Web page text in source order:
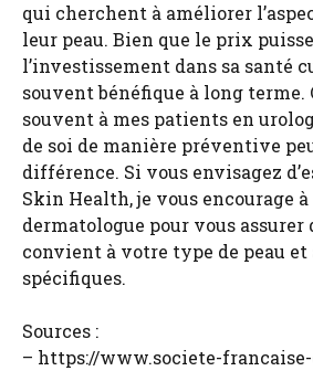
qui cherchent à améliorer
leur peau. Bien que le prix
l’investissement dans sa santé
souvent bénéfique à long terme.
souvent à mes patients en
de soi de manière préventive
différence. Si vous envisagez
Skin Health, je vous encourage
dermatologue pour vous assurer
convient à votre type de peau et
spécifiques.
Sources :
– https://www.societe-